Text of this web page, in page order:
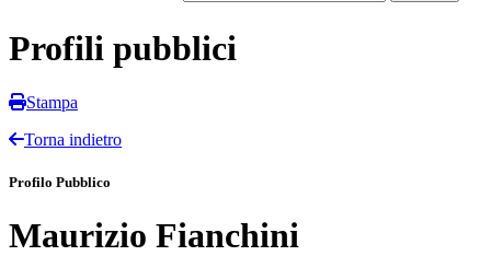
Profili pubblici
Stampa
Torna indietro
Profilo Pubblico
Maurizio Fianchini